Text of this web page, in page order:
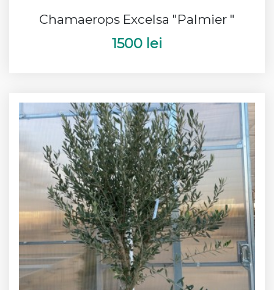
Chamaerops Excelsa "Palmier "
1500 lei